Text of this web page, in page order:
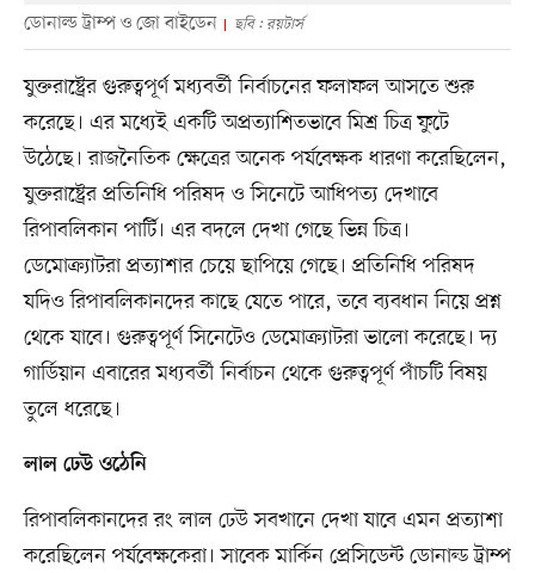
ডোনাল্ড ট্রাম্প ও জো বাইডেন ছবি : রয়টার্স
যুক্তরাষ্ট্রের গুরুত্বপূর্ণ মধ্যবর্তী নির্বাচনের ফলাফল আসতে শুরু
করেছে। এর মধ্যেই একটি অপ্রত্যাশিতভাবে মিশ্র চিত্র ফুটে
উঠেছে। রাজনৈতিক ক্ষেত্রের অনেক পর্যবেক্ষক ধারণা করেছিলেন,
যুক্তরাষ্ট্রের প্রতিনিধি পরিষদ ও সিনেটে আধিপত্য দেখাবে
রিপাবলিকান পার্টি। এর বদলে দেখা গেছে ভিন্ন চিত্র।
ডেমোক্র্যাটরা প্রত্যাশার চেয়ে ছাপিয়ে গেছে। প্রতিনিধি পরিষদ
যদিও রিপাবলিকানদের কাছে যেতে পারে, তবে ব্যবধান নিয়ে প্রশ্ন
থেকে যাবে। গুরুত্বপূর্ণ সিনেটেও ডেমোক্র্যাটরা ভালো করেছে। দ্য
গার্ডিয়ান এবারের মধ্যবর্তী নির্বাচন থেকে গুরুত্বপূর্ণ পাঁচটি বিষয়
তুলে ধরেছে।
লাল ঢেউ ওঠেনি
রিপাবলিকানদের রং লাল ঢেউ সবখানে দেখা যাবে এমন প্রত্যাশা
করেছিলেন পর্যবেক্ষকেরা। সাবেক মার্কিন প্রেসিডেন্ট ডোনাল্ড ট্রাম্প